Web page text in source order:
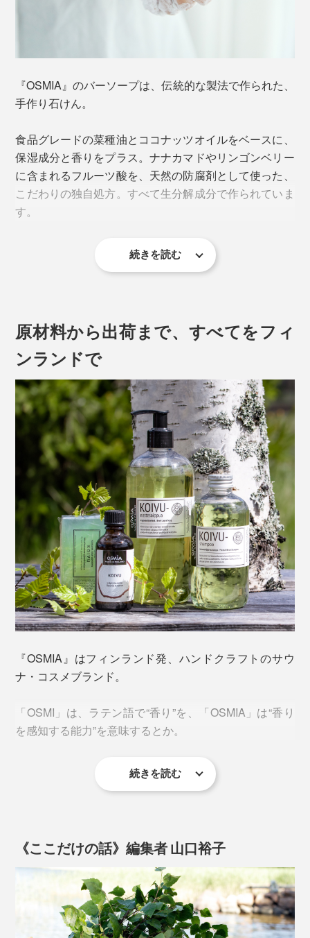
写真提供 Visit Finland
上はパッケージフィルムを剥がした状態です
切り花の切り口のような清々しい香りは、日本の熱烈な
サウナーからも「衝撃的な素晴らしさ」と評されていま
す。
手前はパッケージフィルムを剥がした状態
を再現。
深く落ちつく爽快な香りが、バスルームを満たします。
『OSMIA』のバーソープは、伝統的な製法で作られた、
手作り石けん。
食品グレードの菜種油とココナッツオイルをベースに、
保湿成分と香りをプラス。ナナカマドやリンゴンベリー
に含まれるフルーツ酸を、天然の防腐剤として使った、
こだわりの独自処方。すべて生分解成分で作られていま
す。
泡立ちは申し分なく、「汚れを落とす」と「乾燥から肌
洗顔は力を入れず、小鳥をなでるくらいの力加減で
このバーソープの実力がもっとも現れるのが、「洗
顔」。個人差はあると思いますが、1回の洗顔でざらつ
いた肌がスルン！しかも、つっぱることなくしっとり。
洗顔後、小鼻の肌触りが明らかにスベスベになったこと
に、驚きました。特に「TURVE（ピート）」は、粒子
す。こんな使用感のソープは初めて。＊個人の感想で
す。
事前にご了承いただきたいのが、ソープに欠けや凹みが
続きを読む
原材料から出荷まで、すべてをフィ
ンランドで
『OSMIA』はフィンランド発、ハンドクラフトのサウ
ナ・コスメブランド。
「OSMI」は、ラテン語で“香り”を、「OSMIA」は“香り
を感知する能力”を意味するとか。
創業者であり、化学者・調香師である、エーロ・ヴァン
続きを読む
《ここだけの話》編集者 山口裕子